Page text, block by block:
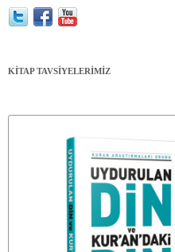
KİTAP TAVSİYELERİMİZ